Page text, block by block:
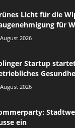
Licht für die
für
2026
Startup
2026
ein